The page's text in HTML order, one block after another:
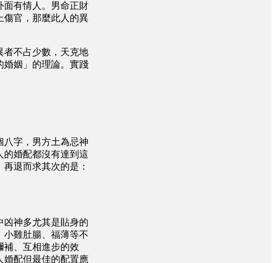
面有情人。男命正財
傷官，那麼此人的異
不占少數，天克地
婚姻」的理論。實踐
八字，男方土為忌神
婚配都沒有達到這
退而求其次的是：
凶神多尤其是貼身的
小雞肚腸、福薄等不
補、互相進步的效
婚配但最佳的配置應